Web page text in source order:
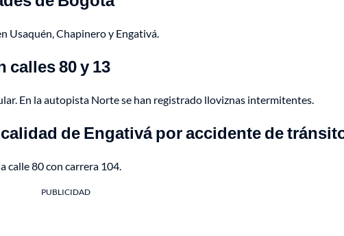
Usaquén, Chapinero y Engativá.
calles 80 y 13
En la autopista Norte se han registrado lloviznas intermitentes.
de Engativá por accidente de
calle 80 con carrera 104.
PUBLICIDAD